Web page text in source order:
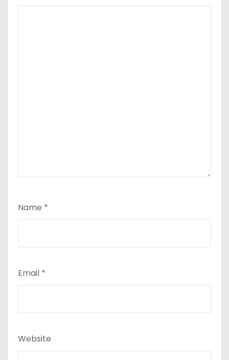
Name *
Email *
Website